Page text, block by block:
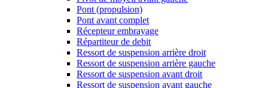
Pont (propulsion)
Pont avant complet
Récepteur embrayage
Répartiteur de debit
Ressort de suspension arrière droit
Ressort de suspension arrière gauche
Ressort de suspension avant droit
Ressort de suspension avant gauche